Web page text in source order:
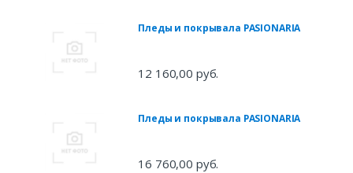
Пледы и покрывала PASIONARIA
12 160,00 руб.
Пледы и покрывала PASIONARIA
16 760,00 руб.